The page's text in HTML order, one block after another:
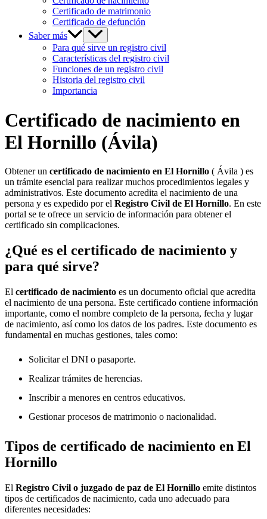
Certificado de matrimonio
Certificado de defunción
Saber más
Para qué sirve un registro civil
Características del registro civil
Funciones de un registro civil
Historia del registro civil
Importancia
Certificado de nacimiento en
El Hornillo (Ávila)
Obtener un certificado de nacimiento en El Hornillo ( Ávila ) es
un trámite esencial para realizar muchos procedimientos legales y
administrativos. Este documento acredita el nacimiento de una
persona y es expedido por el Registro Civil de El Hornillo. En este
portal se te ofrece un servicio de información para obtener el
certificado sin complicaciones.
¿Qué es el certificado de nacimiento y
para qué sirve?
El certificado de nacimiento es un documento oficial que acredita
el nacimiento de una persona. Este certificado contiene información
importante, como el nombre completo de la persona, fecha y lugar
de nacimiento, así como los datos de los padres. Este documento es
fundamental en muchas gestiones, tales como:
Solicitar el DNI o pasaporte.
Realizar trámites de herencias.
Inscribir a menores en centros educativos.
Gestionar procesos de matrimonio o nacionalidad.
Tipos de certificado de nacimiento en El
Hornillo
El Registro Civil o juzgado de paz de El Hornillo emite distintos
tipos de certificados de nacimiento, cada uno adecuado para
diferentes necesidades: